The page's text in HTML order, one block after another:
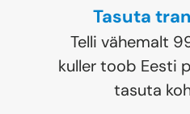
Tasuta
Telli vähemalt
kuller toob Eesti
tasuta